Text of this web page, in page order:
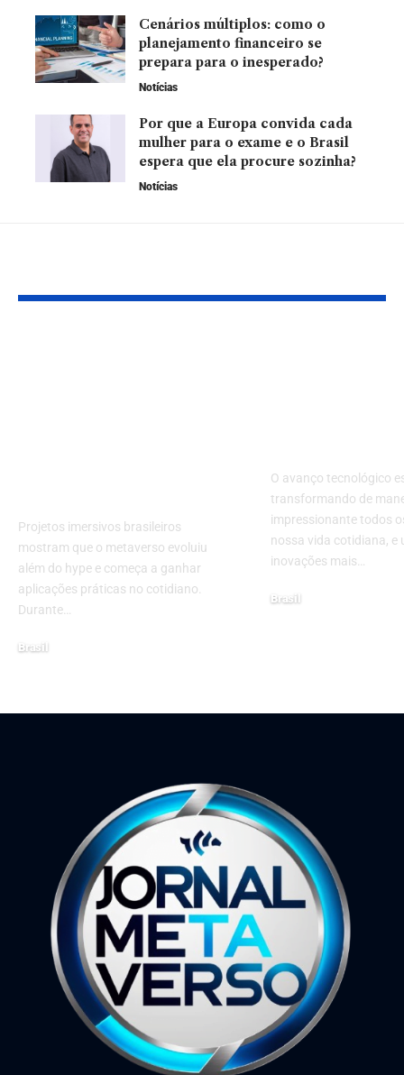
Cenários múltiplos: como o
planejamento financeiro se
prepara para o inesperado?
Notícias
Por que a Europa convida cada
mulher para o exame e o Brasil
espera que ela procure sozinha?
Notícias
Projetos imersivos brasileiros
mostram que o metaverso evoluiu
além do hype e começa a ganhar
aplicações práticas no cotidiano.
Durante…
Brasil
O avanço tecnológico
transformando de
impressionante todos
nossa vida cotidiana, e
inovações mais…
Brasil